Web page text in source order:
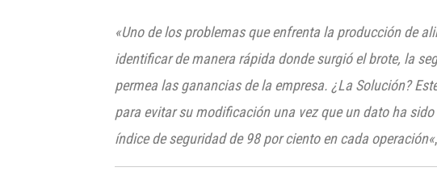
«Uno de los problemas que enfrenta la producción de
identificar de manera rápida donde surgió el brote, la
permea las ganancias de la empresa. ¿La Solución?
para evitar su modificación una vez que un dato ha
índice de seguridad de 98 por ciento en cada operación«